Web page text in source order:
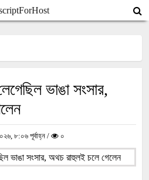
ভাঙা সংসার,
৮:০৬ পূর্বাহ্ন / ০